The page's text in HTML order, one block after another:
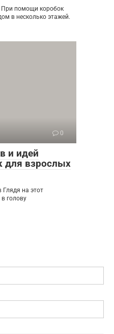
При помощи коробок
в несколько этажей.
0
и идей
для взрослых
Глядя на этот
в голову